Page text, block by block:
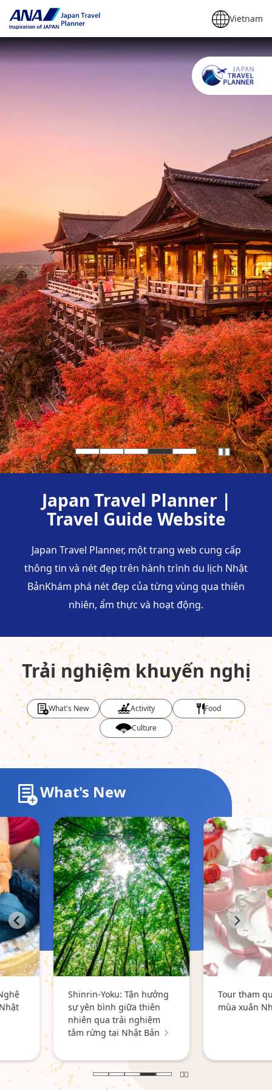
Vietnam
Japan Travel Planner |
Travel Guide Website
Japan Travel Planner, một trang web cung cấp
thông tin và nét đẹp trên hành trình du lịch Nhật
BảnKhám phá nét đẹp của từng vùng qua thiên
nhiên, ẩm thực và hoạt động.
Trải nghiệm khuyến nghị
What's New Activity
Food
Culture
What's New
hưởng
Tour tham quan ẩm thực
mùa xuân Nhật Bản
Đắm
êm dịu
nóng
đông